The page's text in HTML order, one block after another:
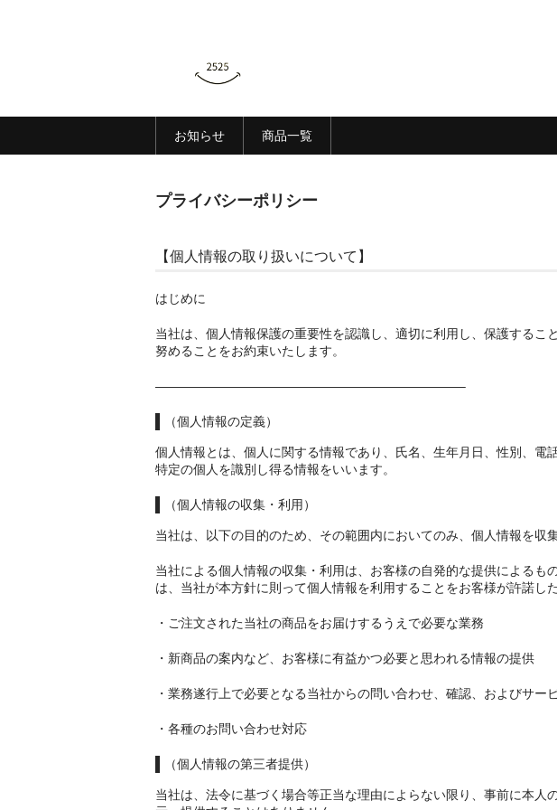
お知らせ 商品一覧
プライバシーポリシー
【個人情報の取り扱いについて】
はじめに
当社は、個人情報保護の重要性を認識し、適切に利用し、保護するこ
努めることをお約束いたします。
————————————————————————–
（個人情報の定義）
個人情報とは、個人に関する情報であり、氏名、生年月日、性別、電
特定の個人を識別し得る情報をいいます。
（個人情報の収集・利用）
当社は、以下の目的のため、その範囲内においてのみ、個人情報を収
当社による個人情報の収集・利用は、お客様の自発的な提供によるも
は、当社が本方針に則って個人情報を利用することをお客様が許諾し
・ご注文された当社の商品をお届けするうえで必要な業務
・新商品の案内など、お客様に有益かつ必要と思われる情報の提供
・業務遂行上で必要となる当社からの問い合わせ、確認、およびサー
・各種のお問い合わせ対応
（個人情報の第三者提供）
当社は、法令に基づく場合等正当な理由によらない限り、事前に本人